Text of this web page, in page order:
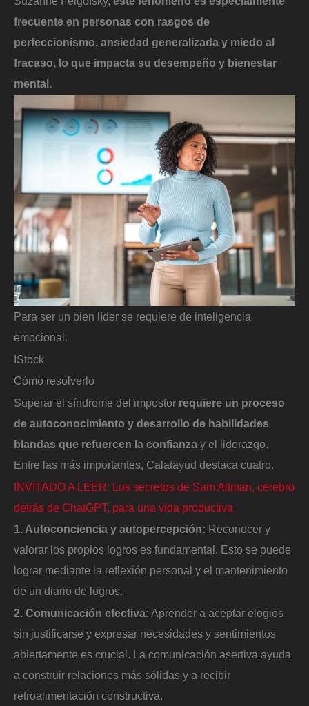
frecuente en personas con rasgos de
perfeccionismo, ansiedad generalizada y miedo al
fracaso, lo que impacta su desempeño y bienestar
mental.
Para ser un bien líder se requiere de inteligencia
emocional.
IStock
Cómo resolverlo
Superar el síndrome del impostor requiere un proceso
de autoconocimiento y desarrollo de habilidades
blandas que refuercen la confianza y el liderazgo.
Entre las más importantes, Calatayud destaca cuatro.
INVITADO A LEER: Los secretos de Sam Altman, cerebro
detrás de ChatGPT, para una vida productiva
1. Autoconciencia y autopercepción: Reconocer y
valorar los propios logros es fundamental. Esto se puede
lograr mediante la reflexión personal y el mantenimiento
de un diario de logros.
2. Comunicación efectiva: Aprender a aceptar elogios
sin justificarse y expresar necesidades y sentimientos
abiertamente es crucial. La comunicación asertiva ayuda
a construir relaciones más sólidas y a recibir
retroalimentación constructiva.